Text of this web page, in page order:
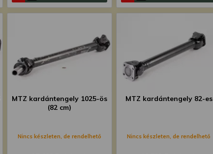
MTZ kardántengely 1025-ös
(82 cm)
Nincs készleten, de rendelhető
MTZ kardántengely 82-es
Nincs készleten, de rendelhető